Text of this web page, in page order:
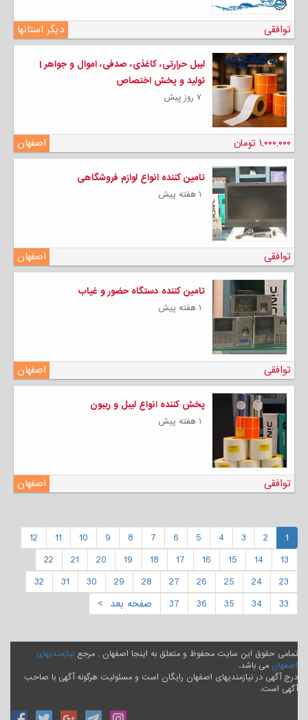
دیگر استانها توافقی
لیبل حرارتی، کاغذی، صدفی، اموال و جواهر |
تولید و پخش اختصاص
۷ روز پیش
اصفهان ۱,۰۰۰,۰۰۰ تومان
تامین کننده انواع لوازم فروشگاهی
۱ هفته پیش
اصفهان توافقی
تامین کننده دستگاه حضور و غیاب
۱ هفته پیش
اصفهان توافقی
پخش کننده انواع لیبل و ریبون
۱ هفته پیش
اصفهان توافقی
1
2
3
4
5
6
7
8
9
10
11
12
13
14
15
16
17
18
19
20
21
22
23
24
25
26
27
28
29
30
31
32
33
34
35
36
37 صفحه بعد >
تمامی حقوق این سایت محفوظ و متعلق به اینجا اصفهان , مرجع نیازمندیهای
اصفهان می باشد.
درج آگهی در نیازمندیهای اصفهان رایگان است و مسئولیت هرگونه آگهی با صاحب
آگهی است.